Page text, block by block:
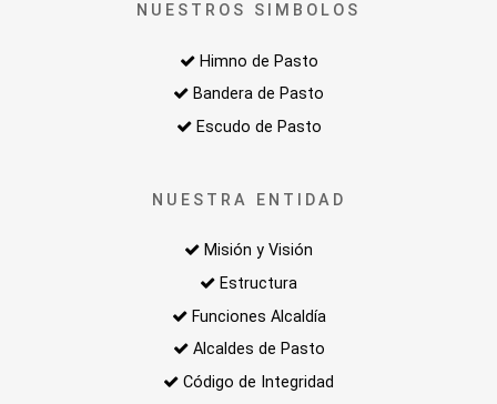
NUESTROS SIMBOLOS
Himno de Pasto
Bandera de Pasto
Escudo de Pasto
NUESTRA ENTIDAD
Misión y Visión
Estructura
Funciones Alcaldía
Alcaldes de Pasto
Código de Integridad